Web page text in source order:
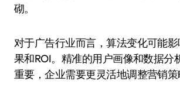
砌。
对于广告行业而言，算法变化可能
果和ROI。精准的用户画像和数据分
重要，企业需要更灵活地调整营销策